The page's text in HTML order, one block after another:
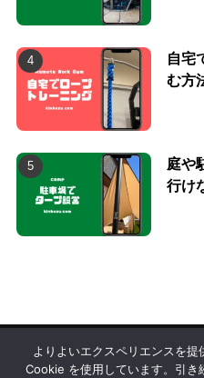
自宅
む方
庭や
行け
©
よりよいエクスペリエンスを
Cookie を使用しています。引